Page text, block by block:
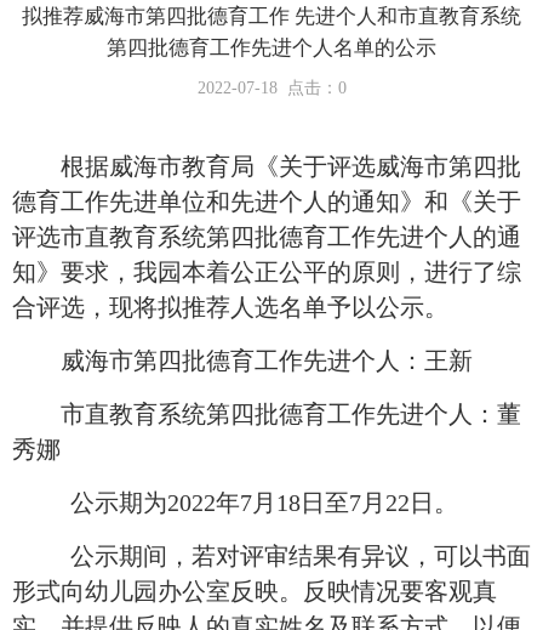
拟推荐威海市第四批德育工作 先进个人和市直教育系统
第四批德育工作先进个人名单的公示
2022-07-18 点击： 0
根据威海市教育局《关于评选威海市第四批
德育工作先进单位和先进个人的通知》和《关于
评选市直教育系统第四批德育工作先进个人的通
知》要求，我园本着公正公平的原则，进行了综
合评选，现将拟推荐人选名单予以公示。
威海市第四批德育工作先进个人：王新
市直教育系统第四批德育工作先进个人：董
秀娜
公示期为2022年7月18日至7月22日。
公示期间，若对评审结果有异议，可以书面
形式向幼儿园办公室反映。反映情况要客观真